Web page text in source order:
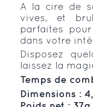
A la cire de
vives, et
parfaites
dans votre
Disposez
laissez la
Temps de
Dimensions :